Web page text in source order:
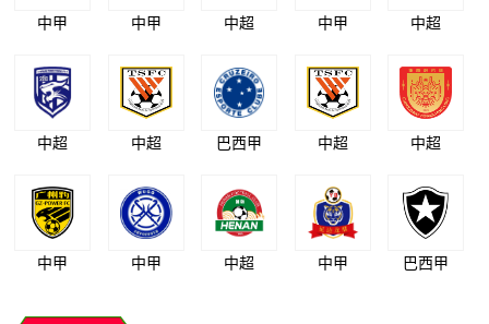
中甲 中甲 中超 中甲 中超
中超 中超 巴西甲 中超 中超
中甲 中甲 中超 中甲 巴西甲